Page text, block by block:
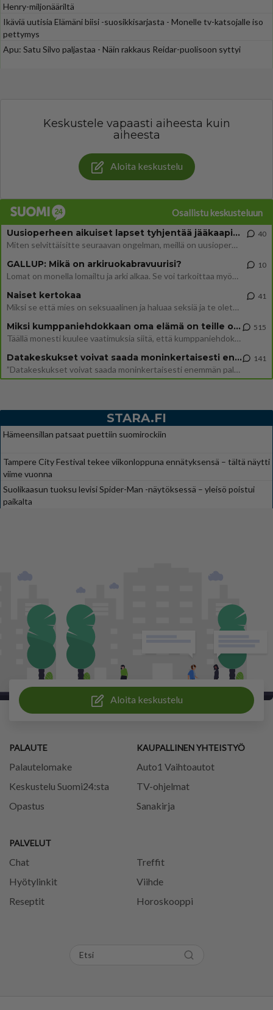
Henry-miljonääriltä
Ikäviä uutisia Elämäni biisi -suosikkisarjasta - Monelle tv-katsojalle iso
pettymys
Apu: Satu Silvo paljastaa - Näin rakkaus Reidar-puolisoon syttyi
Keskustele vapaasti aiheesta kuin
aiheesta
Aloita keskustelu
Osallistu keskusteluun
Uusioperheen aikuiset lapset tyhjentää jääkaapin käydessään
Miten selvittäisitte seuraavan ongelman, meillä on uusioperhe, minulla teini-ikäiset lapset ja puolisolla aikuiset, jotk
40
GALLUP: Mikä on arkiruokabravuurisi?
Lomat on monella lomailtu ja arki alkaa. Se voi tarkoittaa myös sitä, että grillailut on grillattu ja palataan arjen ruo
10
Naiset kertokaa
Miksi se että mies on seksuaalinen ja haluaa seksiä ja te olette hänen mielestänne haluttava on vastenmielistä? Mikä sii
41
Miksi kumppaniehdokkaan oma elämä on teille ongelma?
Täällä monesti kuulee vaatimuksia siitä, että kumppaniehdokkaalla ei saisi olla lemmikkejä, lapsia, kavereita, eksiä, su
515
Datakeskukset voivat saada moninkertaisesti enemmän palautuksia kuin mitä ne maksavat veroja
”Datakeskukset voivat saada moninkertaisesti enemmän palautuksia kuin mitä ne maksavat veroja”, sanoo professori Jussi K
141
STARA.FI
Hämeensillan patsaat puettiin suomirockiin
Tampere City Festival tekee viikonloppuna ennätyksensä – tältä näytti
viime vuonna
Suolikaasun tuoksu levisi Spider-Man -näytöksessä – yleisö poistui
paikalta
Aloita keskustelu
PALAUTE
Palautelomake
Keskustelu Suomi24:sta
Opastus
PALVELUT
Chat
Treffit
Hyötylinkit
Viihde
Reseptit
Horoskooppi
KAUPALLINEN YHTEISTYÖ
Auto1 Vaihtoautot
TV-ohjelmat
Sanakirja